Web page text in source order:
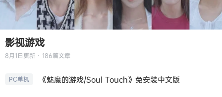
影视游戏
8月1日更新 · 186篇文章
PC单机 《魅魔的游戏/Soul Touch》免安装中文版